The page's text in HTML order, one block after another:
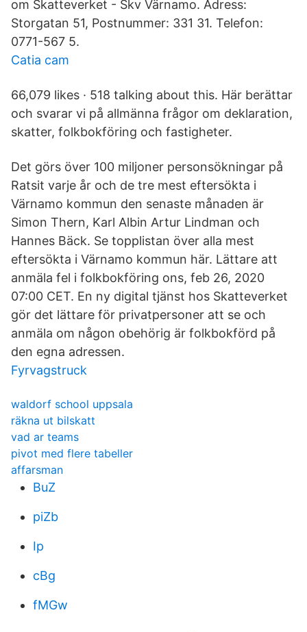
om Skatteverket - Skv Värnamo. Adress:
Storgatan 51, Postnummer: 331 31. Telefon:
0771-567 5.
Catia cam
66,079 likes · 518 talking about this. Här berättar
och svarar vi på allmänna frågor om deklaration,
skatter, folkbokföring och fastigheter.
Det görs över 100 miljoner personsökningar på
Ratsit varje år och de tre mest eftersökta i
Värnamo kommun den senaste månaden är
Simon Thern, Karl Albin Artur Lindman och
Hannes Bäck. Se topplistan över alla mest
eftersökta i Värnamo kommun här. Lättare att
anmäla fel i folkbokföring ons, feb 26, 2020
07:00 CET. En ny digital tjänst hos Skatteverket
gör det lättare för privatpersoner att se och
anmäla om någon obehörig är folkbokförd på
den egna adressen.
Fyrvagstruck
waldorf school uppsala
räkna ut bilskatt
vad ar teams
pivot med flere tabeller
affarsman
BuZ
piZb
Ip
cBg
fMGw